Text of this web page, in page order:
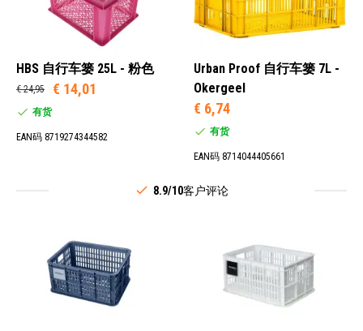
HBS 自行车篓 25L - 粉色
€ 24,95 € 14,01
有货
EAN码 8719274344582
Urban Proof 自行车篓 7L -
Okergeel
€ 6,74
有货
EAN码 8714044405661
8.9/10客户评论